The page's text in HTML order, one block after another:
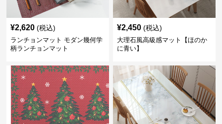
¥2,620 (税込)
ランチョンマット モダン幾何学
柄ランチョンマット
¥2,450 (税込)
大理石風高級感マット【ほのか
に青い】